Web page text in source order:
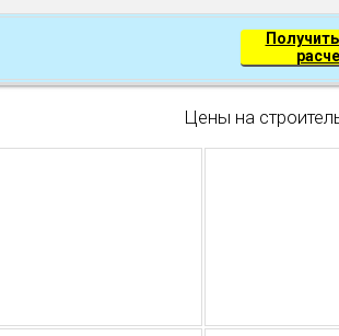
Цены на